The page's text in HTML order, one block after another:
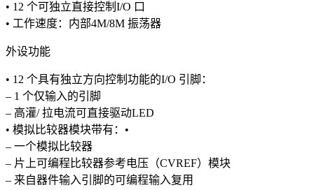
• 12 个可独立直接控制I/O 口
• 工作速度：内部4M/8M 振荡器
外设功能
• 12 个具有独立方向控制功能的I/O 引脚：
– 1 个仅输入的引脚
– 高灌/ 拉电流可直接驱动LED
• 模拟比较器模块带有：•
– 一个模拟比较器
– 片上可编程比较器参考电压（CVREF）模块
– 来自器件输入引脚的可编程输入复用